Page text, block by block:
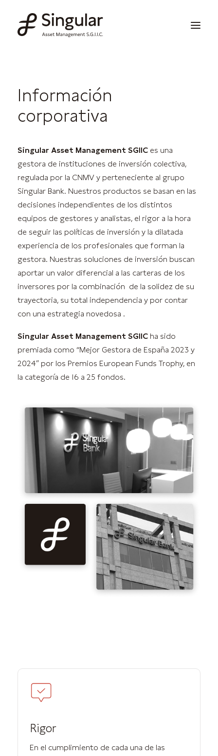
Publicaciones y noticias
Información corporativa
Nuestras capacidades
Contacto
Información
corporativa
Singular Asset Management SGIIC es una
gestora de instituciones de inversión colectiva,
regulada por la CNMV y perteneciente al grupo
Singular Bank. Nuestros productos se basan en las
decisiones independientes de los distintos
equipos de gestores y analistas, el rigor a la hora
de seguir las políticas de inversión y la dilatada
experiencia de los profesionales que forman la
gestora. Nuestras soluciones de inversión buscan
aportar un valor diferencial a las carteras de los
inversores por la combinación de la solidez de su
trayectoria, su total independencia y por contar
con una estrategia novedosa .
Singular Asset Management SGIIC ha sido
premiada como “Mejor Gestora de España 2023 y
2024” por los Premios European Funds Trophy, en
la categoría de 16 a 25 fondos.
Rigor
En el cumplimiento de cada una de las